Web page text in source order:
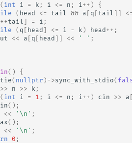
( int i = k ; i <= n ; i ++ )
{
( head <= tail && a [ q [ tail ]]
++ tail ] = i ;
( q [ head ] <= i - k ) head++ ;
<< a [ q [ head ]] << ' ' ;
()
{
tie( nullptr ) ->sync_with_stdio(
>> n >> k ;
( int i = 1 ; i <= n ; i ++ ) cin >> a [
();
<< '\n' ;
();
<< '\n' ;
0 ;